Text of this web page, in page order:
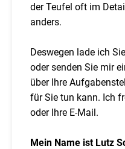
der Teufel oft im
anders.
Deswegen lade ich
oder senden Sie mir
über Ihre
für Sie tun kann. Ich
oder Ihre E-Mail.
Mein Name ist Lutz